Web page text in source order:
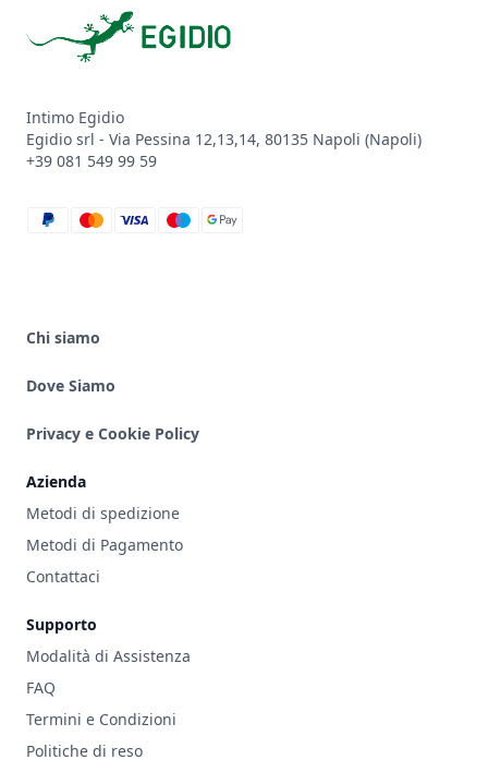
Intimo Egidio
Egidio srl - Via Pessina 12,13,14, 80135 Napoli (Napoli)
+39 081 549 99 59
paypal
mastercard
visa
maestro
google_pay
Chi siamo
Dove Siamo
Privacy e Cookie Policy
Azienda
Metodi di spedizione
Metodi di Pagamento
Contattaci
Supporto
Modalità di Assistenza
FAQ
Termini e Condizioni
Politiche di reso